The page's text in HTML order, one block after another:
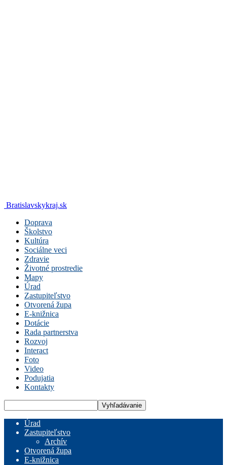
Bratislavskykraj.sk
Doprava
Školstvo
Kultúra
Sociálne veci
Zdravie
Životné prostredie
Mapy
Úrad
Zastupiteľstvo
Otvorená župa
E-knižnica
Dotácie
Rada partnerstva
Rozvoj
Interact
Foto
Video
Podujatia
Kontakty
Úrad
Zastupiteľstvo
Archív
Otvorená župa
E-knižnica